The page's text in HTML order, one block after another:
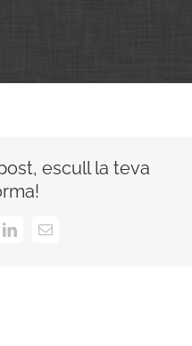
escull la teva
LinkedInEmail: